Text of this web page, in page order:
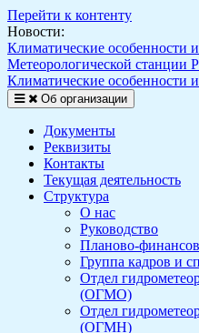
Перейти к контенту
Новости:
Климатические особенности
Метеорологической станции
Климатические особенности
Об организации
Документы
Реквизиты
Контакты
Текущая деятельность
Структура
О нас
Руководство
Планово-
Группа кадров и
Отдел
(ОГМО)
Отдел
(ОГМН)